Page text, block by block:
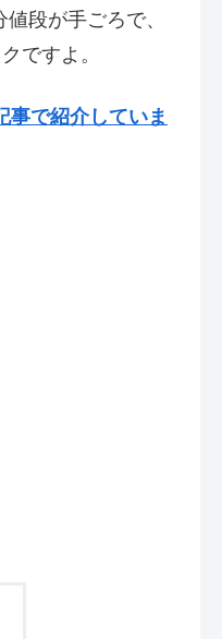
段が手ごろで、
ですよ。
事で紹介していま